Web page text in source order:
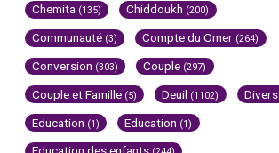
Chemita (135) Chiddoukh (200)
Communauté (3) Compte du Omer (264)
Conversion (303) Couple (297)
Couple et Famille (5) Deuil (1102) Divers
Education (1) Education (1)